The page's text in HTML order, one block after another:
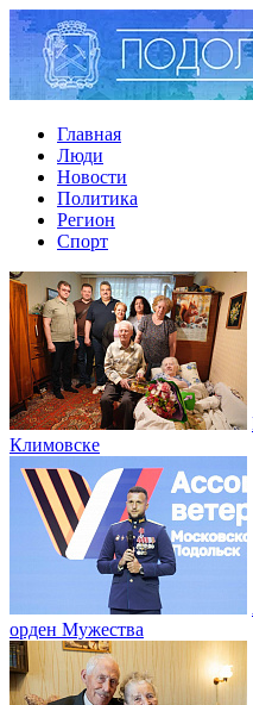
Главная
Люди
Новости
Политика
Регион
Спорт
Климовске
орден Мужества